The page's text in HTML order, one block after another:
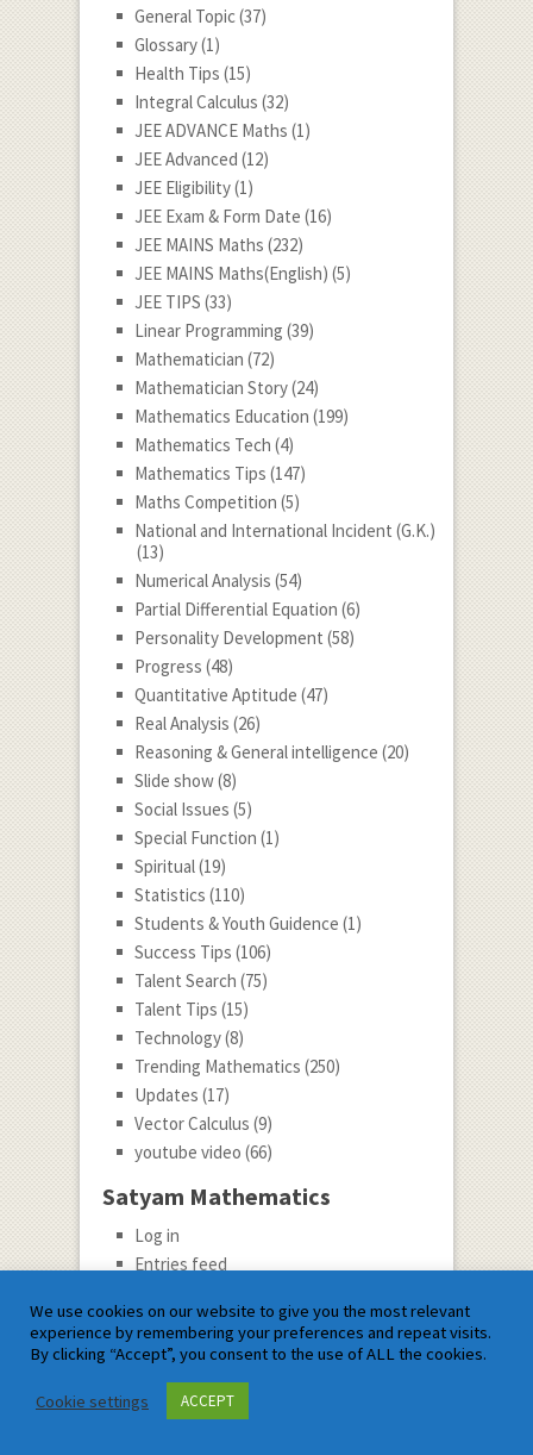
General Topic(37)
Glossary(1)
Health Tips (15)
Integral Calculus (32)
JEE ADVANCE Maths (1)
JEE Advanced (12)
JEE Eligibility(1)
JEE Exam & Form Date (16)
JEE MAINS Maths (232)
JEE MAINS Maths(English) (5)
JEE TIPS (33)
Linear Programming (39)
Mathematician (72)
Mathematician Story(24)
Mathematics Education (199)
Mathematics Tech (4)
Mathematics Tips (147)
Maths Competition (5)
National and International Incident (G.K.)
(13)
Numerical Analysis (54)
Partial Differential Equation (6)
Personality Development (58)
Progress (48)
Quantitative Aptitude (47)
Real Analysis (26)
Reasoning & General intelligence (20)
Slide show(8)
Social Issues (5)
Special Function (1)
Spiritual(19)
Statistics (110)
Students & Youth Guidence (1)
Success Tips (106)
Talent Search (75)
Talent Tips (15)
Technology(8)
Trending Mathematics (250)
Updates (17)
Vector Calculus (9)
youtube video (66)
Satyam Mathematics
Log in
Entries feed
WordPress.org
Guest Post ke Liye Hame Likhe
We use cookies on our website to give you the most relevant
experience by remembering your preferences and repeat visits.
By clicking “Accept”, you consent to the use of ALL the cookies.
Cookie settings ACCEPT